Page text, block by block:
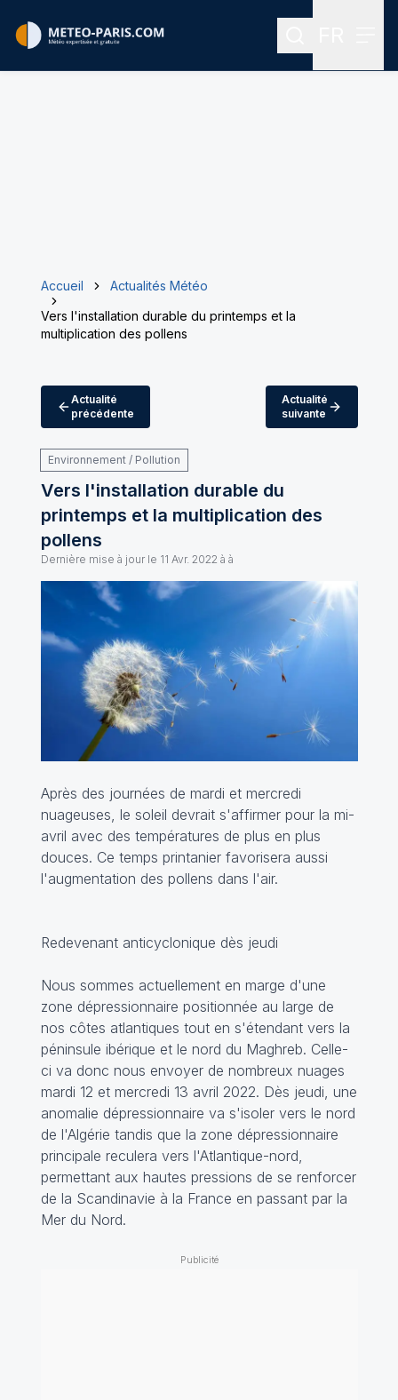
Rechercher
Accueil
Actualités Météo
Vers l'installation durable du printemps et la
multiplication des pollens
Actualité
précédente
Actualité
suivante
Environnement / Pollution
Vers l'installation durable du
printemps et la multiplication des
pollens
Dernière mise à jour le 11 Avr. 2022 à à
Après des journées de mardi et mercredi
nuageuses, le soleil devrait s'affirmer pour la mi-
avril avec des températures de plus en plus
douces. Ce temps printanier favorisera aussi
l'augmentation des pollens dans l'air.
Redevenant anticyclonique dès jeudi
Nous sommes actuellement en marge d'une
zone dépressionnaire positionnée au large de
nos côtes atlantiques tout en s'étendant vers la
péninsule ibérique et le nord du Maghreb. Celle-
ci va donc nous envoyer de nombreux nuages
mardi 12 et mercredi 13 avril 2022. Dès jeudi, une
anomalie dépressionnaire va s'isoler vers le nord
de l'Algérie tandis que la zone dépressionnaire
principale reculera vers l'Atlantique-nord,
permettant aux hautes pressions de se renforcer
de la Scandinavie à la France en passant par la
Mer du Nord.